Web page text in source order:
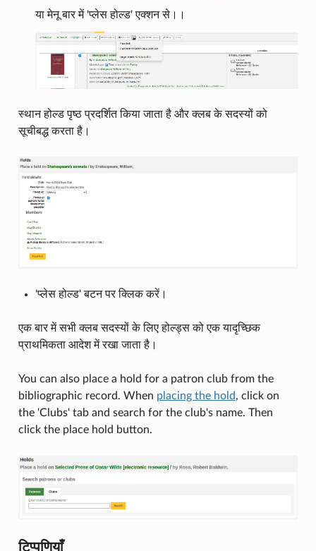
या मेनू बार में 'प्लेस होल्ड' एक्शन से।।
स्थान होल्ड पृष्ठ प्रदर्शित किया जाता है और क्लब के सदस्यों को
सूचीबद्ध करता है।
'प्लेस होल्ड' बटन पर क्लिक करें।
एक बार में सभी क्लब सदस्यों के लिए होल्ड्स को एक यादृच्छिक
प्राथमिकता आदेश में रखा जाता है।
You can also place a hold for a patron club from the
bibliographic record. When placing the hold, click on
the 'Clubs' tab and search for the club's name. Then
click the place hold button.
टिप्पणियाँ